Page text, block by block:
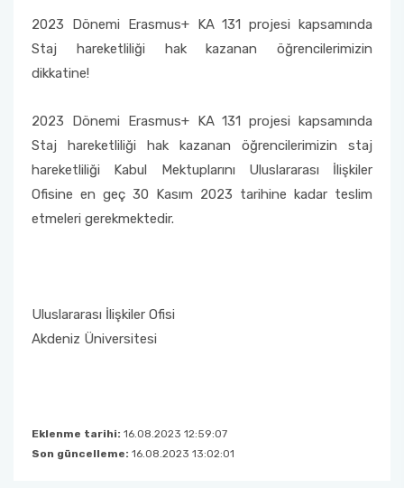
2023 Dönemi Erasmus+ KA 131 projesi kapsamında
Staj hareketliliği hak kazanan öğrencilerimizin
dikkatine!
2023 Dönemi Erasmus+ KA 131 projesi kapsamında
Staj hareketliliği hak kazanan öğrencilerimizin staj
hareketliliği Kabul Mektuplarını Uluslararası İlişkiler
Ofisine en geç 30 Kasım 2023 tarihine kadar teslim
etmeleri gerekmektedir.
Uluslararası İlişkiler Ofisi
Akdeniz Üniversitesi
Eklenme tarihi: 16.08.2023 12:59:07
Son güncelleme: 16.08.2023 13:02:01
Erasmus+ Bölüm Koordinatörleri
Erasmus+ İkili Anlaşmalar
Erasmus+ Programı Bağlantılar
AÜ KVK Metni
Erasmus+ Programı Aday Öğrenci Tanıtım
Erasmus+ Ofis Görüşme Saatleri
Mevlana Değişim Programı Bölüm/Program
Koordinatörleri
Mevlana Değişim Programı Sıkça Sorulan
Sorular
YÖK Mevlana Değişim Programı Tanıtım Filmi
Farabi Değişim Programı Duyuruları